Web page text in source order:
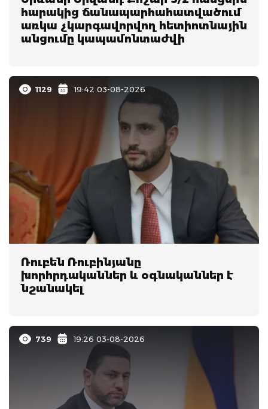
հարակից ճանապարհահատվածում
առկա չկարգավորվող հետիոտնային
անցումը կապամոնտաժվի
1129 19:42 03-08-2026
Ռուբեն Ռուբինյանը
խորհրդականներ և օգնականներ է
նշանակել
739 19:26 03-08-2026